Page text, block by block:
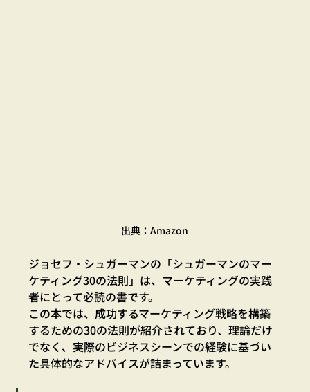
出典：Amazon
ジョセフ・シュガーマンの「シュガーマンのマー
ケティング30の法則」は、マーケティングの実践
者にとって必読の書です。
この本では、成功するマーケティング戦略を構築
するための30の法則が紹介されており、理論だけ
でなく、実際のビジネスシーンでの経験に基づい
た具体的なアドバイスが詰まっています。